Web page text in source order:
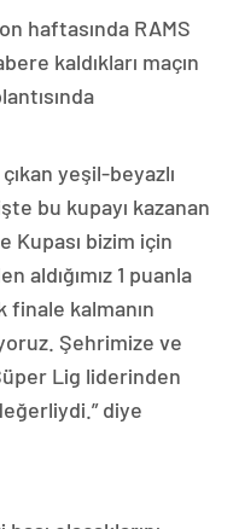
haftasında RAMS
kaldıkları maçın
yeşil-beyazlı
bu kupayı kazanan
Kupası bizim için
aldığımız 1 puanla
finale kalmanın
Şehrimize ve
Lig liderinden
diye